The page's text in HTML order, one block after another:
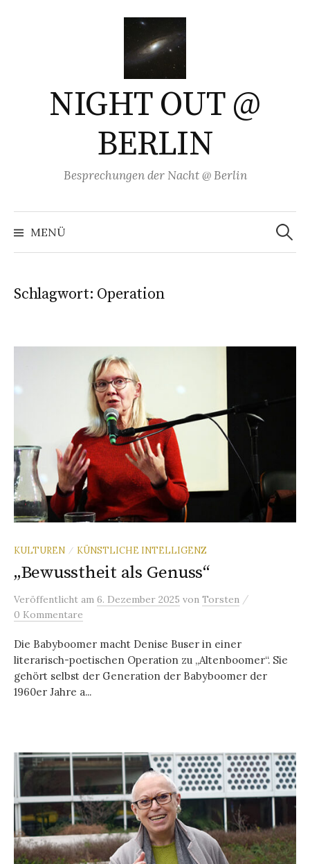
NIGHT OUT @
BERLIN
Besprechungen der Nacht @ Berlin
MENÜ
Suchen
nach:
Schlagwort: Operation
KULTUREN / KÜNSTLICHE INTELLIGENZ
„Bewusstheit als Genuss“
Veröffentlicht am 6. Dezember 2025 von Torsten /
0 Kommentare
Die Babyboomer macht Denise Buser in einer
literarisch-poetischen Operation zu „Altenboomer“. Sie
gehört selbst der Generation der Babyboomer der
1960er Jahre a...